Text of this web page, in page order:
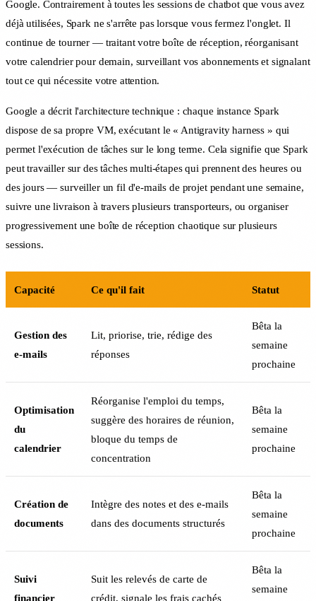
Google. Contrairement à toutes les sessions de chatbot que vous avez
déjà utilisées, Spark ne s'arrête pas lorsque vous fermez l'onglet. Il
continue de tourner — traitant votre boîte de réception, réorganisant
votre calendrier pour demain, surveillant vos abonnements et signalant
tout ce qui nécessite votre attention.
Google a décrit l'architecture technique : chaque instance Spark
dispose de sa propre VM, exécutant le « Antigravity harness » qui
permet l'exécution de tâches sur le long terme. Cela signifie que Spark
peut travailler sur des tâches multi-étapes qui prennent des heures ou
des jours — surveiller un fil d'e-mails de projet pendant une semaine,
suivre une livraison à travers plusieurs transporteurs, ou organiser
progressivement une boîte de réception chaotique sur plusieurs
sessions.
Capacité Ce qu'il fait Statut
Gestion des
e-mails
Lit, priorise, trie, rédige des
réponses
Bêta la
semaine
prochaine
Optimisation
du
calendrier
Réorganise l'emploi du temps,
suggère des horaires de réunion,
bloque du temps de
concentration
Bêta la
semaine
prochaine
Création de
documents
Intègre des notes et des e-mails
dans des documents structurés
Bêta la
semaine
prochaine
Suivi
financier
Suit les relevés de carte de
crédit, signale les frais cachés
Bêta la
semaine